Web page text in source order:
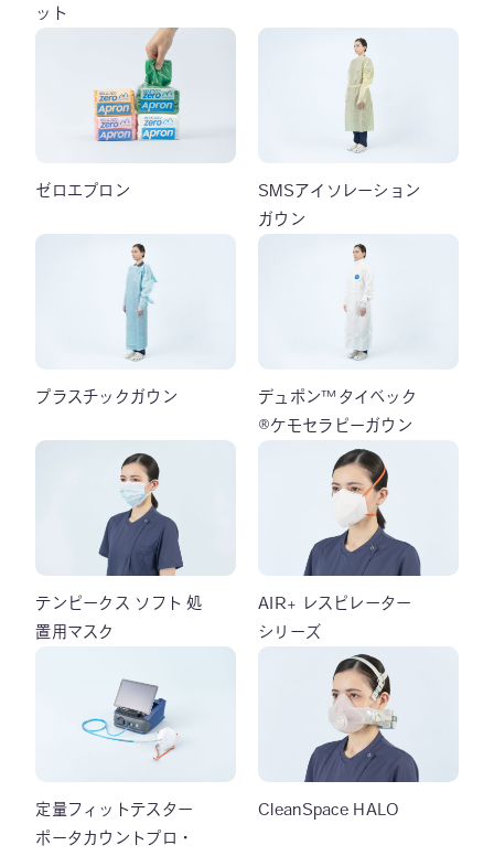
ット
ゼロエプロン
SMSアイソレーション
ガウン
プラスチックガウン
デュポン™タイベック
®ケモセラピーガウン
テンピークス ソフト 処
置用マスク
AIR+ レスピレーター
シリーズ
定量フィットテスター
ポータカウントプロ・
CleanSpace HALO